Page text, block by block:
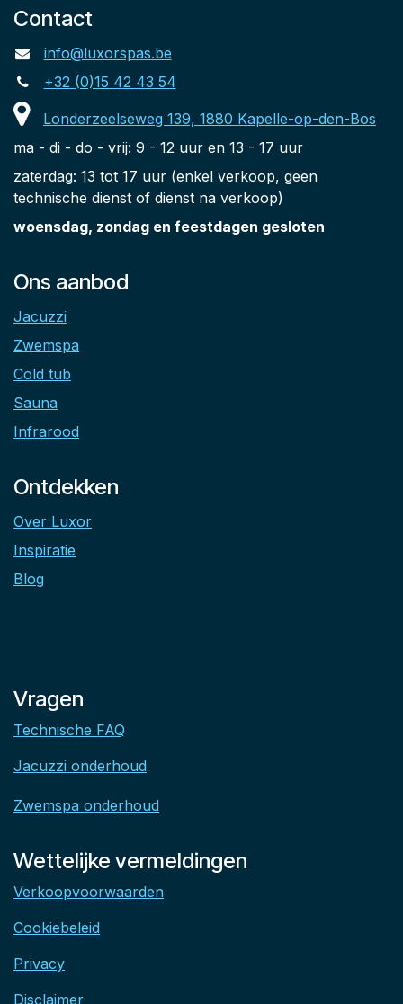
Contact
info@luxorspas.be
+32 (0)15 42 43 54
Londerzeelseweg 139, 1880 Kapelle-op-den-Bos
ma - di - do - vrij: 9 - 12 uur en 13 - 17 uur
zaterdag: 13 tot 17 uur (enkel verkoop, geen
technische dienst of dienst na verkoop)
woensdag, zondag en feestdagen gesloten
Ons aanbod
Jacuzzi
Zwemspa
Cold tub
Sauna
Infrarood
Ontdekken
Over Luxor
Inspiratie
Blog
Vragen
Technische FAQ
Jacuzzi onderhoud
Zwemspa onderhoud
Wettelijke vermeldingen
Verkoopvoorwaarden
Cookiebeleid
Privacy
Disclaimer